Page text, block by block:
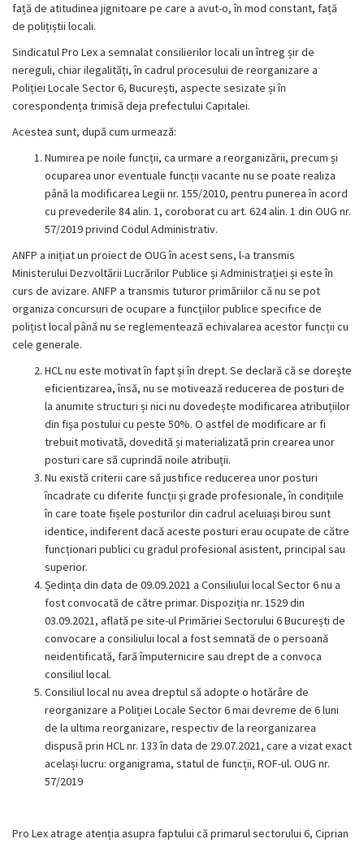
față de atitudinea jignitoare pe care a avut-o, în mod constant, față
de polițiștii locali.
Sindicatul Pro Lex a semnalat consilierilor locali un întreg șir de
nereguli, chiar ilegalități, în cadrul procesului de reorganizare a
Poliției Locale Sector 6, București, aspecte sesizate și în
corespondența trimisă deja prefectului Capitalei.
Acestea sunt, după cum urmează:
Numirea pe noile funcții, ca urmare a reorganizării, precum și
ocuparea unor eventuale funcții vacante nu se poate realiza
până la modificarea Legii nr. 155/2010, pentru punerea în acord
cu prevederile 84 alin. 1, coroborat cu art. 624 alin. 1 din OUG nr.
57/2019 privind Codul Administrativ.
ANFP a inițiat un proiect de OUG în acest sens, l-a transmis
Ministerului Dezvoltării Lucrărilor Publice și Administrației și este în
curs de avizare. ANFP a transmis tuturor primăriilor că nu se pot
organiza concursuri de ocupare a funcțiilor publice specifice de
polițist local până nu se reglementează echivalarea acestor funcții cu
cele generale.
HCL nu este motivat în fapt și în drept. Se declară că se dorește
eficientizarea, însă, nu se motivează reducerea de posturi de
la anumite structuri și nici nu dovedește modificarea atribuțiilor
din fișa postului cu peste 50%. O astfel de modificare ar fi
trebuit motivată, dovedită și materializată prin crearea unor
posturi care să cuprindă noile atribuții.
Nu există criterii care să justifice reducerea unor posturi
încadrate cu diferite funcții și grade profesionale, în condițiile
în care toate fișele posturilor din cadrul aceluiași birou sunt
identice, indiferent dacă aceste posturi erau ocupate de către
funcționari publici cu gradul profesional asistent, principal sau
superior.
Ședința din data de 09.09.2021 a Consiliului local Sector 6 nu a
fost convocată de către primar. Dispoziția nr. 1529 din
03.09.2021, aflată pe site-ul Primăriei Sectorului 6 București de
convocare a consiliului local a fost semnată de o persoană
neidentificată, fară împuternicire sau drept de a convoca
consiliul local.
Consiliul local nu avea dreptul să adopte o hotărâre de
reorganizare a Poliției Locale Sector 6 mai devreme de 6 luni
de la ultima reorganizare, respectiv de la reorganizarea
dispusă prin HCL nr. 133 în data de 29.07.2021, care a vizat exact
același lucru: organigrama, statul de funcții, ROF-ul. OUG nr.
57/2019
Pro Lex atrage atenția asupra faptului că primarul sectorului 6, Ciprian